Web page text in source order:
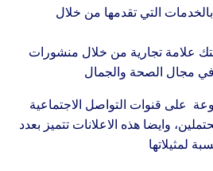
التي تقدمها من خلال
علامة تجارية من خلال منشورات
في مجال الصحة والجمال
على قنوات التواصل الاجتماعية
وايضا هذه الاعلانات تتميز بعدد
لمثيلاتها